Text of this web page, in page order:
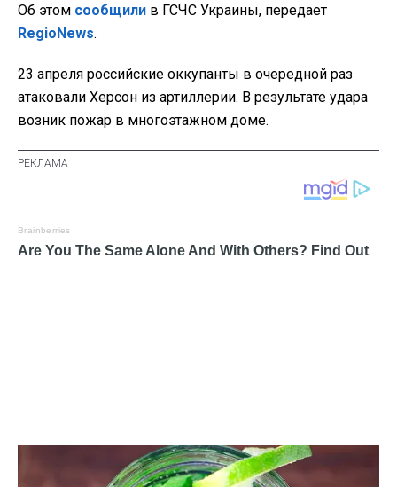
Об этом сообщили в ГСЧС Украины, передает
RegioNews.
23 апреля российские оккупанты в очередной раз
атаковали Херсон из артиллерии. В результате удара
возник пожар в многоэтажном доме.